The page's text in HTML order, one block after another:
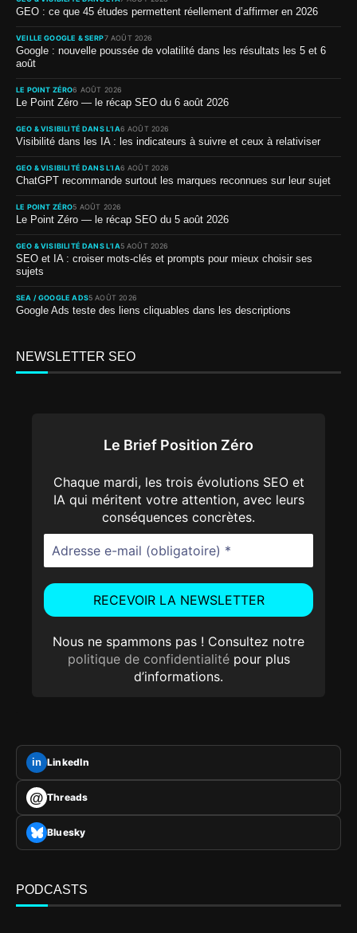
GEO : ce que 45 études permettent réellement d’affirmer en 2026
VEILLE GOOGLE & SERP7 AOÛT 2026
Google : nouvelle poussée de volatilité dans les résultats les 5 et 6
août
LE POINT ZÉRO6 AOÛT 2026
Le Point Zéro — le récap SEO du 6 août 2026
GEO & VISIBILITÉ DANS L’IA6 AOÛT 2026
Visibilité dans les IA : les indicateurs à suivre et ceux à relativiser
GEO & VISIBILITÉ DANS L’IA6 AOÛT 2026
ChatGPT recommande surtout les marques reconnues sur leur sujet
LE POINT ZÉRO5 AOÛT 2026
Le Point Zéro — le récap SEO du 5 août 2026
GEO & VISIBILITÉ DANS L’IA5 AOÛT 2026
SEO et IA : croiser mots-clés et prompts pour mieux choisir ses
sujets
SEA / GOOGLE ADS5 AOÛT 2026
Google Ads teste des liens cliquables dans les descriptions
NEWSLETTER SEO
Le Brief Position Zéro
Chaque mardi, les trois évolutions SEO et
IA qui méritent votre attention, avec leurs
conséquences concrètes.
Nous ne spammons pas ! Consultez notre
politique de confidentialitépour plus
d’informations.
in LinkedIn
@ Threads
Bluesky
PODCASTS